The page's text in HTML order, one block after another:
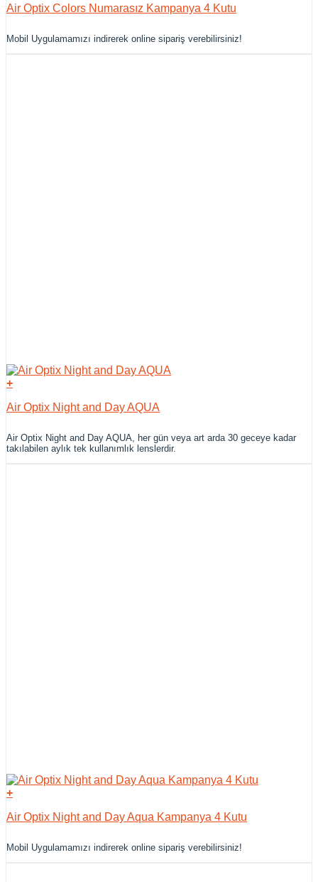
Air Optix Colors Numarasız Kampanya 4 Kutu
Mobil Uygulamamızı indirerek online sipariş verebilirsiniz!
+
Air Optix Night and Day AQUA
Air Optix Night and Day AQUA, her gün veya art arda 30 geceye kadar
takılabilen aylık tek kullanımlık lenslerdir.
+
Air Optix Night and Day Aqua Kampanya 4 Kutu
Mobil Uygulamamızı indirerek online sipariş verebilirsiniz!